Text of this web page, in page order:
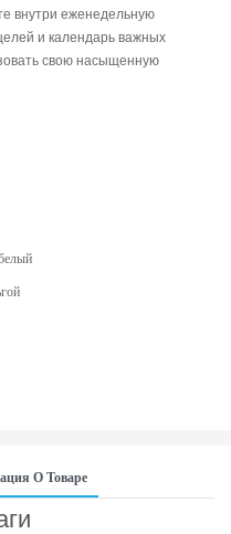
внутри еженедельную
и календарь важных
свою насыщенную
О Товаре